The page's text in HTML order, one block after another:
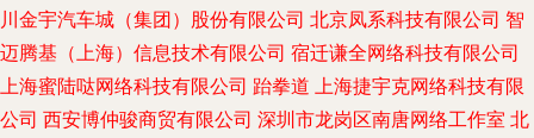
川金宇汽车城（集团）股份有限公司 北京凤系科技有限公司 智
迈腾基（上海）信息技术有限公司 宿迁谦全网络科技有限公司
上海蜜陆哒网络科技有限公司 跆拳道 上海捷宇克网络科技有限
公司 西安博仲骏商贸有限公司 深圳市龙岗区南唐网络工作室 北